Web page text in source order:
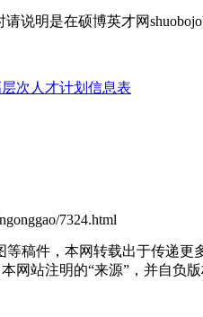
说明是在硕博英才网
次人才计划信息表
7324.html
稿件，本网转载出于传递
网站注明的“来源”，并自负